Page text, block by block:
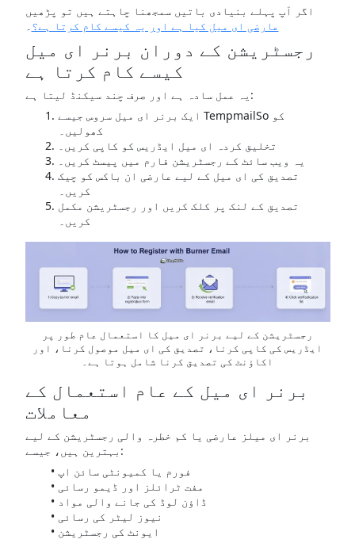
اگر آپ پہلے بنیادی باتیں سمجھنا چاہتے ہیں تو پڑھیں
عارضی ای میل کیا ہے اور یہ کیسے کام کرتا ہے؟ ۔
رجسٹریشن کے دوران برنر ای میل
کیسے کام کرتا ہے
یہ عمل سادہ ہے اور صرف چند سیکنڈ لیتا ہے:
ایک برنر ای میل سروس جیسے TempmailSo کو
کھولیں۔
تخلیق کردہ ای میل ایڈریس کو کاپی کریں۔
یہ ویب سائٹ کے رجسٹریشن فارم میں پیسٹ کریں۔
تصدیق کی ای میل کے لیے عارضی ان باکس کو چیک
کریں۔
تصدیق کے لنک پر کلک کریں اور رجسٹریشن مکمل
کریں۔
رجسٹریشن کے لیے برنر ای میل کا استعمال عام طور پر
ایڈریس کی کاپی کرنا، تصدیق کی ای میل موصول کرنا، اور
اکاؤنٹ کی تصدیق کرنا شامل ہوتا ہے۔
برنر ای میل کے عام استعمال کے
معاملات
برنر ای میلز عارضی یا کم خطرہ والی رجسٹریشن کے لیے
بہترین ہیں، جیسے:
فورم یا کمیونٹی سائن اپ
مفت ٹرائلز اور ڈیمو رسائی
ڈاؤن لوڈ کی جانے والی مواد
نیوز لیٹر کی رسائی
ایونٹ کی رجسٹریشن